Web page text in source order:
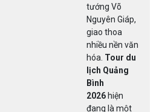
tướng Võ
Nguyên Giáp,
giao thoa
nhiều nền văn
hóa. Tour du
lịch Quảng
Bình
2026 hiện
đang là một